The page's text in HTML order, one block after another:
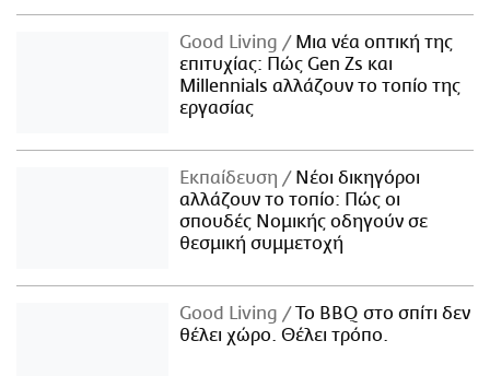
Good Living
Μια νέα οπτική της
επιτυχίας: Πώς Gen Zs και
Millennials αλλάζουν το τοπίο της
εργασίας
Εκπαίδευση
Νέοι δικηγόροι
αλλάζουν το τοπίο: Πώς οι
σπουδές Νομικής οδηγούν σε
θεσμική συμμετοχή
Good Living
Το BBQ στο σπίτι δεν
θέλει χώρο. Θέλει τρόπο.